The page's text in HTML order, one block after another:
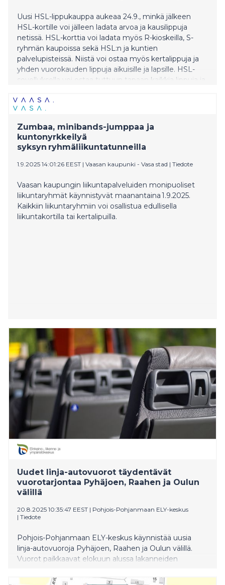
Uusi HSL-lippukauppa aukeaa 24.9., minkä jälkeen
HSL-kortille voi jälleen ladata arvoa ja kausilippuja
netissä. HSL-korttia voi ladata myös R-kioskeilla, S-
ryhmän kaupoissa sekä HSL:n ja kuntien
palvelupisteissä. Niistä voi ostaa myös kertalippuja ja
yhden vuorokauden lippuja aikuisille ja lapsille. HSL-
sovelluksella voi ostaa tuttuun tapaan kaikkia lippuja ja
lukijalaitteilta.
Zumbaa, minibands-jumppaa ja
kuntonyrkkeilyä
syksyn ryhmäliikuntatunneilla
1.9.2025 14:01:26 EEST | Vaasan kaupunki - Vasa stad | Tiedote
Vaasan kaupungin liikuntapalveluiden monipuoliset
liikuntaryhmät käynnistyvät maanantaina 1.9.2025.
Kaikkiin liikuntaryhmiin voi osallistua edullisella
liikuntakortilla tai kertalipuilla.
Uudet linja-autovuorot täydentävät
vuorotarjontaa Pyhäjoen, Raahen ja Oulun
välillä
20.8.2025 10:35:47 EEST | Pohjois-Pohjanmaan ELY-keskus
| Tiedote
Pohjois-Pohjanmaan ELY-keskus käynnistää uusia
linja-autovuoroja Pyhäjoen, Raahen ja Oulun välillä.
Vuorot paikkaavat elokuun alussa lakanneiden
ja tarjoavat erityisesti toisen asteen opiskelijoille